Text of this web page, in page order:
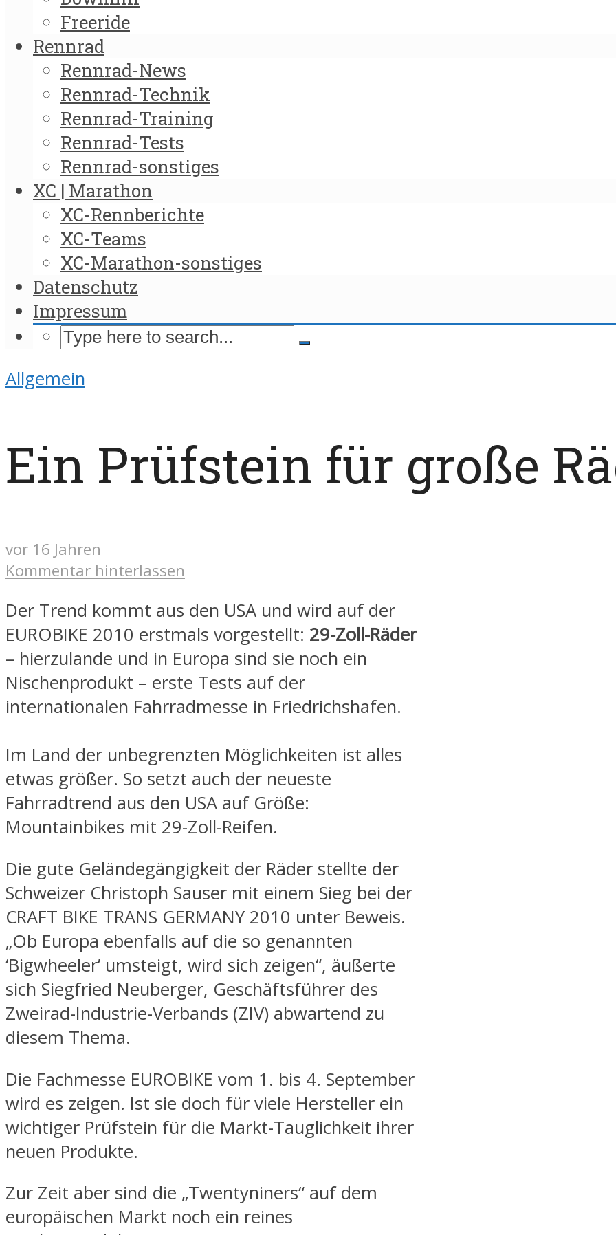
Freeride
Rennrad
Rennrad-News
Rennrad-Technik
Rennrad-Training
Rennrad-Tests
Rennrad-sonstiges
XC | Marathon
XC-Rennberichte
XC-Teams
XC-Marathon-sonstiges
Datenschutz
Impressum
Allgemein
Ein Prüfstein für große
vor 16 Jahren
Kommentar hinterlassen
Der Trend kommt aus den USA und wird auf der
EUROBIKE 2010 erstmals vorgestellt: 29-Zoll-Räder
– hierzulande und in Europa sind sie noch ein
Nischenprodukt – erste Tests auf der
internationalen Fahrradmesse in Friedrichshafen.
Im Land der unbegrenzten Möglichkeiten ist alles
etwas größer. So setzt auch der neueste
Fahrradtrend aus den USA auf Größe:
Mountainbikes mit 29-Zoll-Reifen.
Die gute Geländegängigkeit der Räder stellte der
Schweizer Christoph Sauser mit einem Sieg bei der
CRAFT BIKE TRANS GERMANY 2010 unter Beweis.
„Ob Europa ebenfalls auf die so genannten
‘Bigwheeler’ umsteigt, wird sich zeigen“, äußerte
sich Siegfried Neuberger, Geschäftsführer des
Zweirad-Industrie-Verbands (ZIV) abwartend zu
diesem Thema.
Die Fachmesse EUROBIKE vom 1. bis 4. September
wird es zeigen. Ist sie doch für viele Hersteller ein
wichtiger Prüfstein für die Markt-Tauglichkeit ihrer
neuen Produkte.
Zur Zeit aber sind die „Twentyniners“ auf dem
europäischen Markt noch ein reines